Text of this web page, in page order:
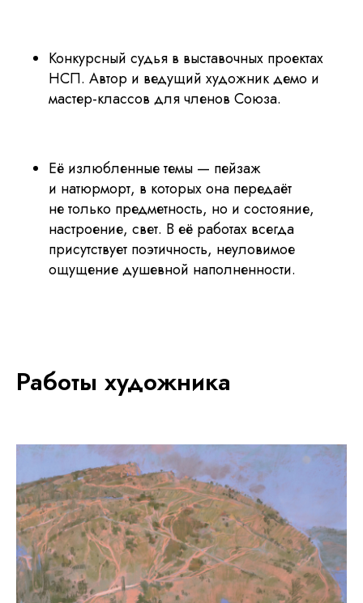
Конкурсный судья в выставочных проектах
НСП. Автор и ведущий художник демо и
мастер-классов для членов Союза.
Её излюбленные темы — пейзаж
и натюрморт, в которых она передаёт
не только предметность, но и состояние,
настроение, свет. В её работах всегда
присутствует поэтичность, неуловимое
ощущение душевной наполненности.
Работы художника